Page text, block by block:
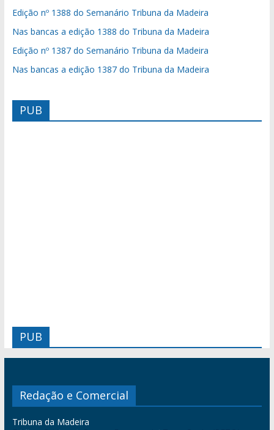
Edição nº 1388 do Semanário Tribuna da Madeira
Nas bancas a edição 1388 do Tribuna da Madeira
Edição nº 1387 do Semanário Tribuna da Madeira
Nas bancas a edição 1387 do Tribuna da Madeira
PUB
PUB
Redação e Comercial
Tribuna da Madeira